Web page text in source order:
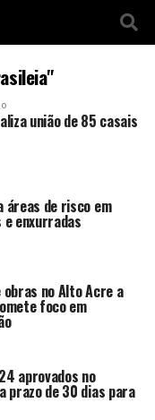
união de 85 casais
áreas de risco em
enxurradas
no Alto Acre a
foco em
aprovados no
prazo de 30 dias para